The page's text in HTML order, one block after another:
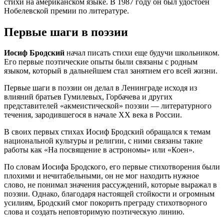
Нобелевской премии по литературе.
Первые шаги в поэзии
Иосиф Бродский начал писать стихи еще будучи школьником.
Его первые поэтические опыты были связаны с родным
языком, который в дальнейшем стал занятием его всей жизни.
Первые шаги в поэзии он делал в Ленинграде исходя из
влияний братьев Гумилевых, Горбачева и других
представителей «акмеистической» поэзии — литературного
течения, зародившегося в начале XX века в России.
В своих первых стихах Иосиф Бродский обращался к темам
национальной культуры и религии, с ними связаны такие
работы как «На посвящение в астрономы» или «Коен».
По словам Иосифа Бродского, его первые стихотворения были
плохими и нечитабельными, он не мог находить нужное
слово, не понимал значения рассуждений, которые выражал в
поэзии. Однако, благодаря настоящей стойкости и огромным
усилиям, Бродский смог покорить преграду стихотворного
слова и создать неповторимую поэтическую линию.